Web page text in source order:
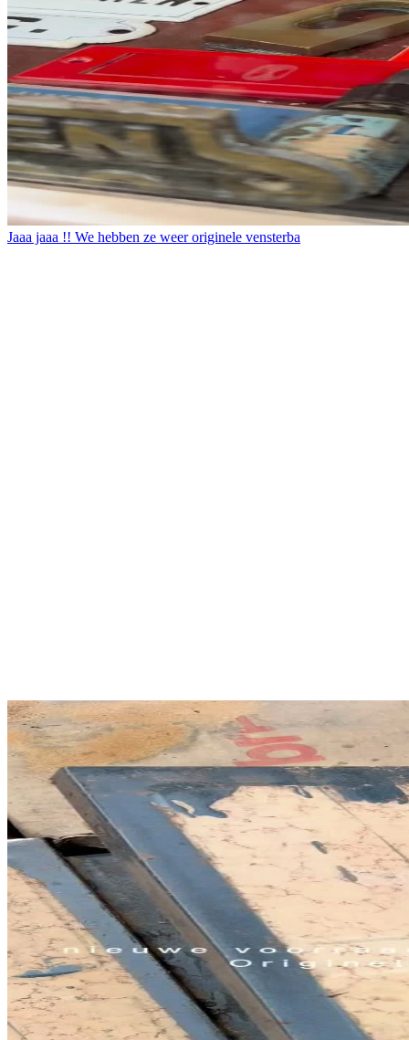
Jaaa jaaa !! We hebben ze weer originele vensterba